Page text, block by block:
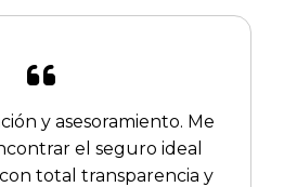
y asesoramiento. Me
el seguro ideal
total transparencia y